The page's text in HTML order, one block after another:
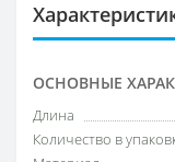
ОСНОВНЫЕ
Длина
Количество в